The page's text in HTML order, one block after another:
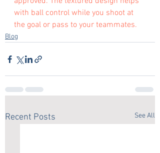
with ball control while you shoot at
the goal or pass to your teammates.
Blog
Recent Posts See All